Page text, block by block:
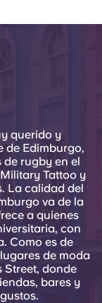
querido y
de Edimburgo,
rugby en el
Tattoo y
La calidad del
va de la
a quienes
con
Como es de
de moda
Street, donde
bares y